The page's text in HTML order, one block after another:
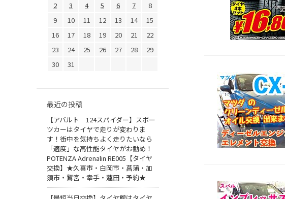
2
3 4 5 6 7
8
9
10 11 12 13 14
15
16
17 18 19 20 21
22
23
24 25 26 27 28
29
30
31
最近の投稿
【アバルト 124スパイダー】スポー
ツカーはタイヤで走りが変わりま
す！街中を気持ちよく走りたいなら
「適度」な高性能タイヤがお勧め！
POTENZA Adrenalin RE005【タイヤ
交換】★久喜市・白岡市・菖蒲・加
須市・鷲宮・幸手・蓮田・予約★